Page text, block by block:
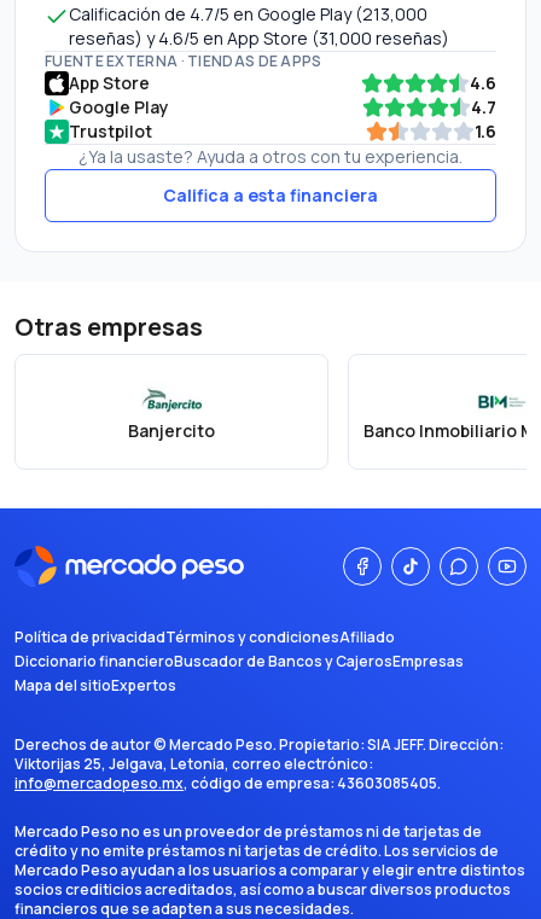
Calificación de 4.7/5 en Google Play (213,000
reseñas) y 4.6/5 en App Store (31,000 reseñas)
FUENTE EXTERNA · TIENDAS DE APPS
App Store
4.6
Google Play
4.7
Trustpilot
1.6
¿Ya la usaste? Ayuda a otros con tu experiencia.
Califica a esta financiera
Otras empresas
Banjercito
Política de privacidadTérminos y condicionesAfiliado
Diccionario financieroBuscador de Bancos y CajerosEmpresas
Mapa del sitioExpertos
Derechos de autor ©Mercado Peso. Propietario:SIA JEFF. Dirección:
Viktorijas 25, Jelgava, Letonia, correo electrónico:
info@mercadopeso.mx, código de empresa: 43603085405.
Mercado Peso no es un proveedor de préstamos ni de tarjetas de
crédito y no emite préstamos ni tarjetas de crédito. Los servicios de
Mercado Peso ayudan a los usuarios a comparar y elegir entre distintos
socios crediticios acreditados, así como a buscar diversos productos
financieros que se adapten a sus necesidades.